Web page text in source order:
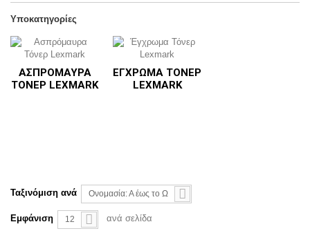
Υποκατηγορίες
ΑΣΠΡΌΜΑΥΡΑ
ΤΌΝΕΡ LEXMARK
ΈΓΧΡΩΜΑ ΤΌΝΕΡ
LEXMARK
Ταξινόμιση ανά Ονομασία: Α έως το Ω
Εμφάνιση 12 ανά σελίδα